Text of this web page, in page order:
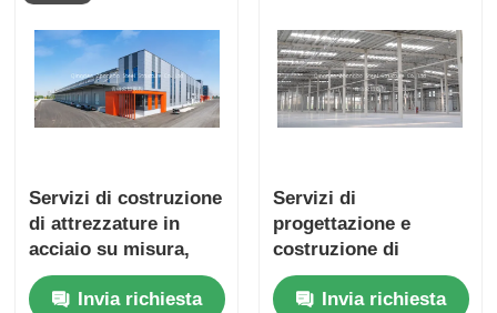
Servizi di costruzione
di attrezzature in
acciaio su misura,
che forniscono
progetti in acciaio
Invia richiesta
Servizi di
progettazione e
costruzione di
attrezzature in
acciaioInvia richiesta